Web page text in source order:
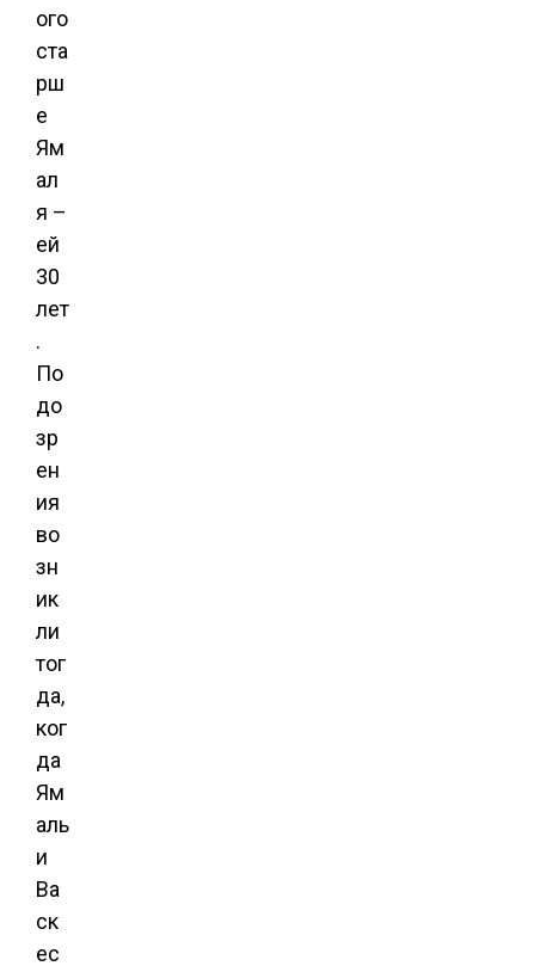
ого
ста
рш
е
Ям
ал
я –
ей
30
лет
.
По
до
зр
ен
ия
во
зн
ик
ли
тог
да,
ког
да
Ям
аль
и
Ва
ск
ес